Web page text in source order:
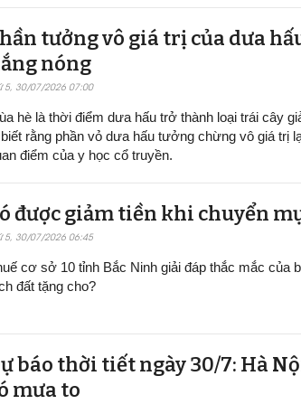
tưởng vô giá trị của dưa
nóng
5, 30/07/2026 07:00
hè là thời điểm dưa hấu trở thành loại trái cây
rằng phần vỏ dưa hấu tưởng chừng vô giá trị
điểm của y học cổ truyền.
được giảm tiền khi chuyển
5, 30/07/2026 06:45
cơ sở 10 tỉnh Bắc Ninh giải đáp thắc mắc của
đất tặng cho?
báo thời tiết ngày 30/7: Hà
mưa to